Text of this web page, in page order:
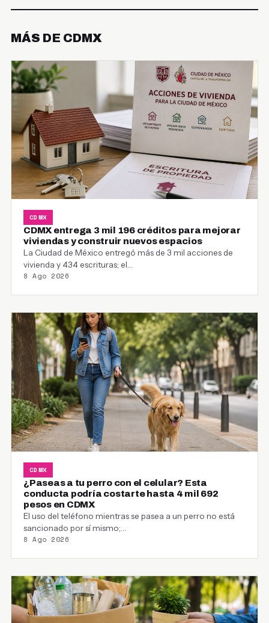
MÁS DE CDMX
CDMX
CDMX entrega 3 mil 196 créditos para mejorar
viviendas y construir nuevos espacios
La Ciudad de México entregó más de 3 mil acciones de
vivienda y 434 escrituras; el…
8 Ago 2026
CDMX
¿Paseas a tu perro con el celular? Esta
conducta podría costarte hasta 4 mil 692
pesos en CDMX
El uso del teléfono mientras se pasea a un perro no está
sancionado por sí mismo;…
8 Ago 2026